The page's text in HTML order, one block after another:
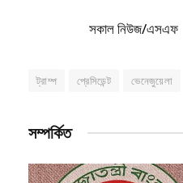
সকাল নিউজ/এসএফ
ট্রাম্প প্রেসিডেন্ট ভেনেজুয়েলা
সম্পর্কিত